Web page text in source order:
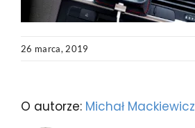
26 marca, 2019
O autorze: Michał Mackiewicz